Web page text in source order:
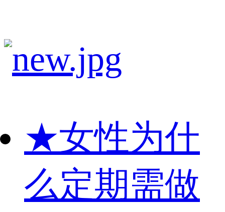
★女性为什
么定期需做